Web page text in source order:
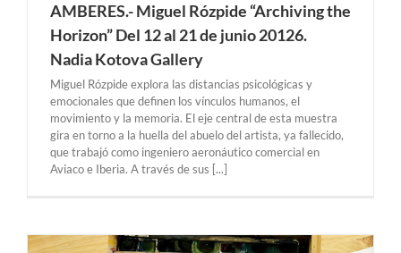
AMBERES.- Miguel Rózpide “Archiving the
Horizon” Del 12 al 21 de junio 20126.
Nadia Kotova Gallery
Miguel Rózpide explora las distancias psicológicas y
emocionales que definen los vínculos humanos, el
movimiento y la memoria. El eje central de esta muestra
gira en torno a la huella del abuelo del artista, ya fallecido,
que trabajó como ingeniero aeronáutico comercial en
Aviaco e Iberia. A través de sus [...]